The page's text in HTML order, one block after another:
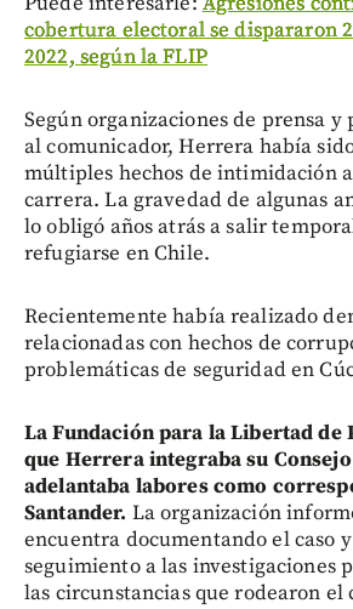
cobertura electoral se dispararon
2022, según la FLIP
Según organizaciones de prensa y
al comunicador, Herrera había
múltiples hechos de intimidación
carrera. La gravedad de algunas
lo obligó años atrás a salir
refugiarse en Chile.
Recientemente había realizado
relacionadas con hechos de
problemáticas de seguridad en
La Fundación para la Libertad de
que Herrera integraba su
adelantaba labores como
Santander. La organización
encuentra documentando el caso
seguimiento a las investigaciones
las circunstancias que rodearon el